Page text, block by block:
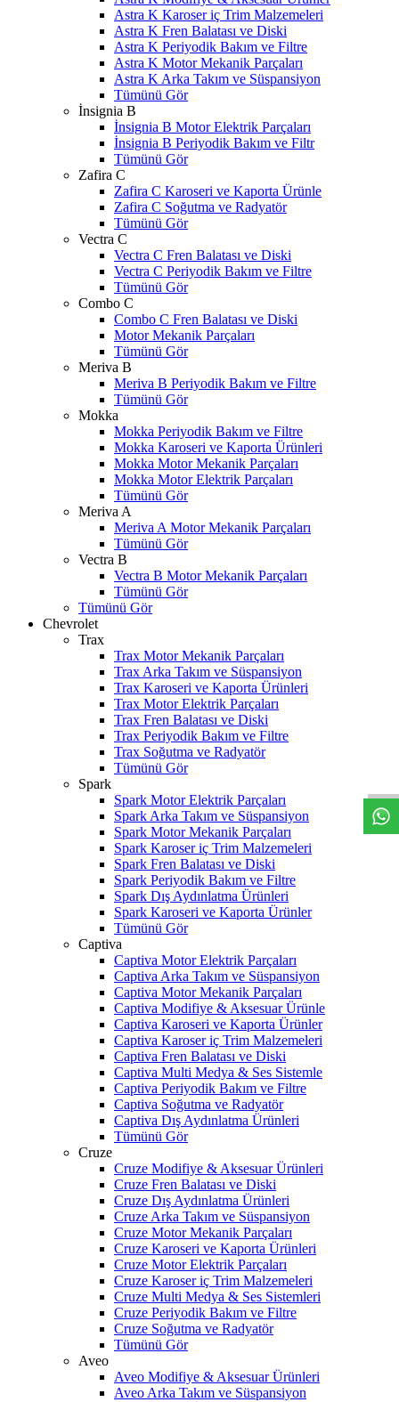
Astra K Karoser iç Trim Malzemeleri
Astra K Fren Balatası ve Diski
Astra K Periyodik Bakım ve Filtre
Astra K Motor Mekanik Parçaları
Astra K Arka Takım ve Süspansiyon
Tümünü Gör
İnsignia B
İnsignia B Motor Elektrik Parçaları
İnsignia B Periyodik Bakım ve Filtr
Tümünü Gör
Zafira C
Zafira C Karoseri ve Kaporta Ürünle
Zafira C Soğutma ve Radyatör
Tümünü Gör
Vectra C
Vectra C Fren Balatası ve Diski
Vectra C Periyodik Bakım ve Filtre
Tümünü Gör
Combo C
Combo C Fren Balatası ve Diski
Motor Mekanik Parçaları
Tümünü Gör
Meriva B
Meriva B Periyodik Bakım ve Filtre
Tümünü Gör
Mokka
Mokka Periyodik Bakım ve Filtre
Mokka Karoseri ve Kaporta Ürünleri
Mokka Motor Mekanik Parçaları
Mokka Motor Elektrik Parçaları
Tümünü Gör
Meriva A
Meriva A Motor Mekanik Parçaları
Tümünü Gör
Vectra B
Vectra B Motor Mekanik Parçaları
Tümünü Gör
Tümünü Gör
Chevrolet
Trax
Trax Motor Mekanik Parçaları
Trax Arka Takım ve Süspansiyon
Trax Karoseri ve Kaporta Ürünleri
Trax Motor Elektrik Parçaları
Trax Fren Balatası ve Diski
Trax Periyodik Bakım ve Filtre
Trax Soğutma ve Radyatör
Tümünü Gör
Spark
Spark Motor Elektrik Parçaları
Spark Arka Takım ve Süspansiyon
Spark Motor Mekanik Parçaları
Spark Karoser iç Trim Malzemeleri
Spark Fren Balatası ve Diski
Spark Periyodik Bakım ve Filtre
Spark Dış Aydınlatma Ürünleri
Spark Karoseri ve Kaporta Ürünler
Tümünü Gör
Captiva
Captiva Motor Elektrik Parçaları
Captiva Arka Takım ve Süspansiyon
Captiva Motor Mekanik Parçaları
Captiva Modifiye & Aksesuar Ürünle
Captiva Karoseri ve Kaporta Ürünler
Captiva Karoser iç Trim Malzemeleri
Captiva Fren Balatası ve Diski
Captiva Multi Medya & Ses Sistemle
Captiva Periyodik Bakım ve Filtre
Captiva Soğutma ve Radyatör
Captiva Dış Aydınlatma Ürünleri
Tümünü Gör
Cruze
Cruze Modifiye & Aksesuar Ürünleri
Cruze Fren Balatası ve Diski
Cruze Dış Aydınlatma Ürünleri
Cruze Arka Takım ve Süspansiyon
Cruze Motor Mekanik Parçaları
Cruze Karoseri ve Kaporta Ürünleri
Cruze Motor Elektrik Parçaları
Cruze Karoser iç Trim Malzemeleri
Cruze Multi Medya & Ses Sistemleri
Cruze Periyodik Bakım ve Filtre
Cruze Soğutma ve Radyatör
Tümünü Gör
Aveo
Aveo Modifiye & Aksesuar Ürünleri
Aveo Arka Takım ve Süspansiyon